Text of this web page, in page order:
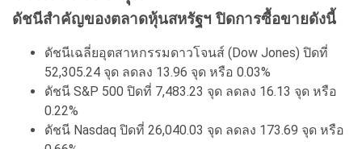
ดัชนีสำคัญของตลาดหุ้นสหรัฐฯ ปิดการซื้อขายดังนี้
ดัชนีเฉลี่ยอุตสาหกรรมดาวโจนส์ (Dow Jones) ปิดที่
52,305.24 จุด ลดลง 13.96 จุด หรือ 0.03%
ดัชนี S&P 500 ปิดที่ 7,483.23 จุด ลดลง 16.13 จุด หรือ
0.22%
ดัชนี Nasdaq ปิดที่ 26,040.03 จุด ลดลง 173.69 จุด หรือ